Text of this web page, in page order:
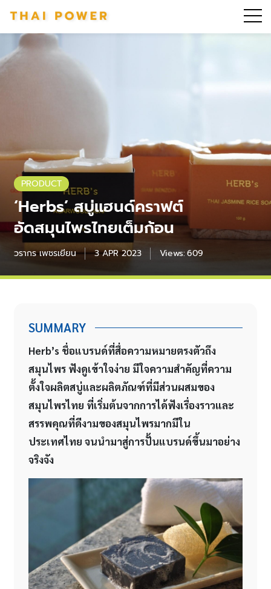
PRODUCT
‘Herbs’ สบู่แฮนด์คราฟต์
อัดสมุนไพรไทยเต็มก้อน
วรากร เพชรเยียน 3 APR 2023 Views:609
SUMMARY
Herb’s ชื่อแบรนด์ที่สื่อความหมายตรงตัวถึง
สมุนไพร ฟังดูเข้าใจง่าย มีใจความสำคัญที่ความ
ตั้งใจผลิตสบู่และผลิตภัณฑ์ที่มีส่วนผสมของ
สมุนไพรไทย ที่เริ่มต้นจากการได้ฟังเรื่องราวและ
สรรพคุณที่ดีงามของสมุนไพรมากมีใน
ประเทศไทย จนนำมาสู่การปั้นแบรนด์ขึ้นมาอย่าง
จริงจัง